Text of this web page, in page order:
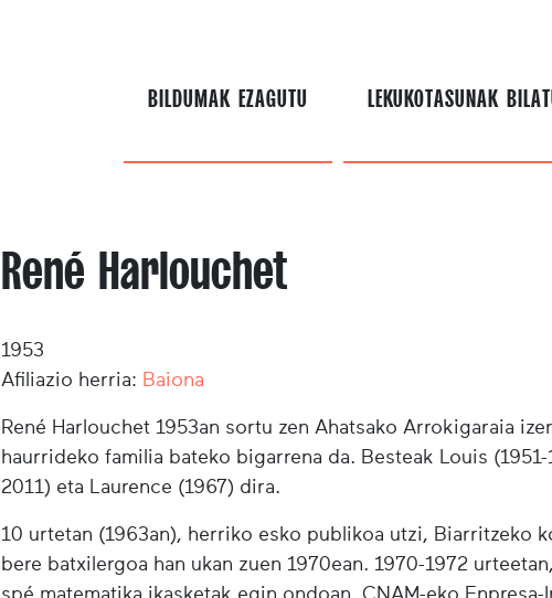
BILDUMAK EZAGUTU LEKUKOTASUNAK
René Harlouchet
1953
Afiliazio herria: Baiona
René Harlouchet 1953an sortu zen Ahatsako Arrokigaraia
haurrideko familia bateko bigarrena da. Besteak Louis
2011) eta Laurence (1967) dira.
10 urtetan (1963an), herriko esko publikoa utzi, Biarritzeko
bere batxilergoa han ukan zuen 1970ean. 1970-1972